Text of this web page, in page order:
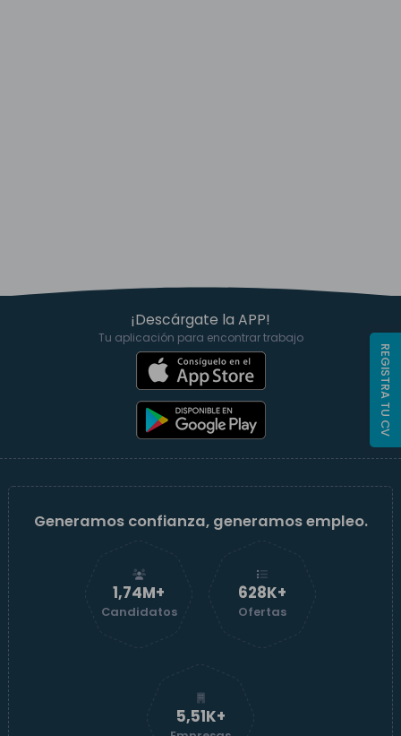
¡Descárgate la APP!
Tu aplicación para encontrar trabajo
Generamos confianza, generamos empleo.
1,74M+
Candidatos
629K+
Ofertas
5,51K+
REGISTRA TU CV